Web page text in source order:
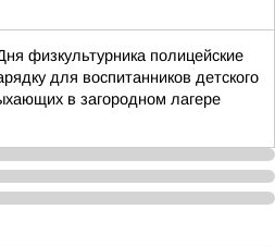
физкультурника полицейские
для воспитанников детского
в загородном лагере